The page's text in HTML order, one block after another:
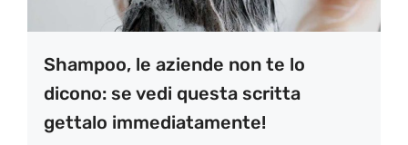
Shampoo, le aziende non te lo
dicono: se vedi questa scritta
gettalo immediatamente!